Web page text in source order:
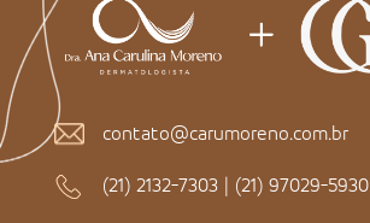
contato@carumoreno.com.br
(21) 2132-7303 | (21) 97029-5930